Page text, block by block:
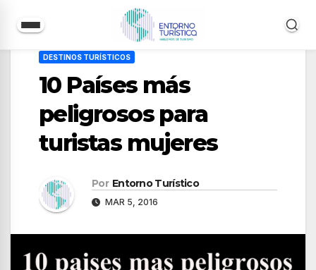
contenido
DESTINOS TURÍSTICOS
10 Países más
peligrosos para
turistas mujeres
Por Entorno Turístico
MAR 5, 2016